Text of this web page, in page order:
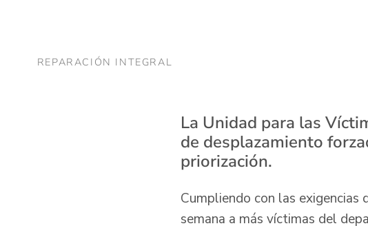
REPARACIÓN INTEGRAL
La Unidad para las
de desplazamiento
priorización.
Cumpliendo con las exigencias
semana a más víctimas del